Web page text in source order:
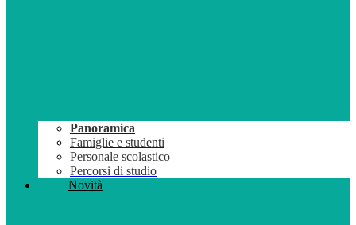
Panoramica
Famiglie e studenti
Personale scolastico
Percorsi di studio
Novità